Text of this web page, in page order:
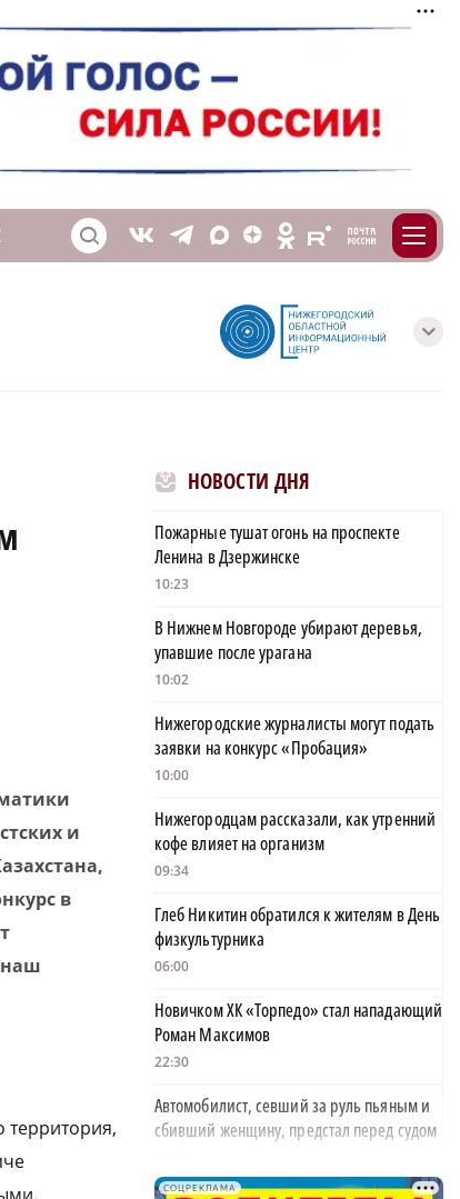
S V T X Z O E m
с
и
в
наш
территория,
НОВОСТИ ДНЯ
Пожарные тушат огонь на проспекте
Ленина в Дзержинске
10:23
В Нижнем Новгороде убирают деревья,
упавшие после урагана
10:02
Нижегородские журналисты могут подать
заявки на конкурс «Пробация»
10:00
Нижегородцам рассказали, как утренний
кофе влияет на организм
09:34
Глеб Никитин обратился к жителям в День
физкультурника
06:00
Новичком ХК «Торпедо» стал нападающий
Роман Максимов
22:30
Автомобилист, севший за руль пьяным и
сбивший женщину, предстал перед судом
СОЦРЕКЛАМА